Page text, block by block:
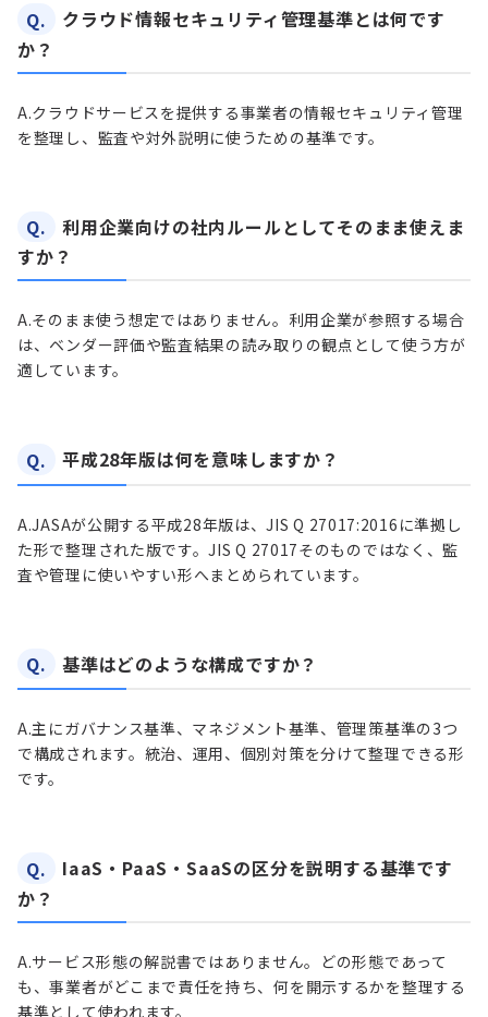
Q.
クラウド情報セキュリティ管理基準とは何です
か？
A.クラウドサービスを提供する事業者の情報セキュリティ管理
を整理し、監査や対外説明に使うための基準です。
Q.
利用企業向けの社内ルールとしてそのまま使えま
すか？
A.そのまま使う想定ではありません。利用企業が参照する場合
は、ベンダー評価や監査結果の読み取りの観点として使う方が
適しています。
Q. 平成28年版は何を意味しますか？
A.JASAが公開する平成28年版は、JIS Q 27017:2016に準拠し
た形で整理された版です。JIS Q 27017そのものではなく、監
査や管理に使いやすい形へまとめられています。
Q. 基準はどのような構成ですか？
A.主にガバナンス基準、マネジメント基準、管理策基準の3つ
で構成されます。統治、運用、個別対策を分けて整理できる形
です。
Q.
IaaS・PaaS・SaaSの区分を説明する基準です
か？
A.サービス形態の解説書ではありません。どの形態であって
も、事業者がどこまで責任を持ち、何を開示するかを整理する
基準として使われます。